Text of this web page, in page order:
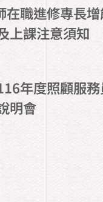
在職進修專長
上課注意須知
年度照顧服
明會